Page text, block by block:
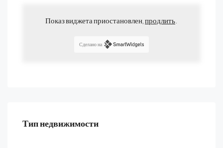
Показ виджета приостановлен, продлить
Сделано на
Тип недвижимости